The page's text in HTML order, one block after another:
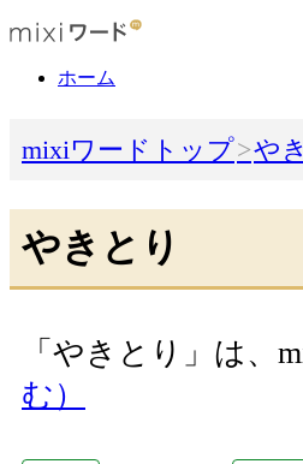
ホーム
mixiワードトップ や
やきとり
「やきとり」は、
む）